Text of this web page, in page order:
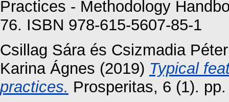
Practices - Methodology
76. ISBN 978-615-5607-85-1
Csillag Sáraés Csizmadia Péter
Karina Ágnes (2019) Typical
practices. Prosperitas, 6 (1).